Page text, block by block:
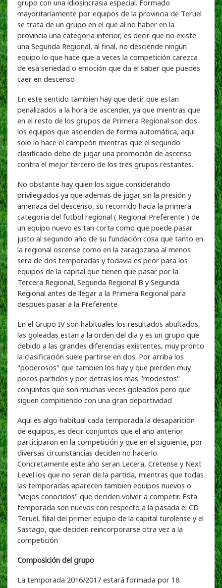
grupo con una idiosincrasia especial. Formado
mayoritariamente por equipos de la provincia de Teruel
se trata de un grupo en el que al no haber en la
provincia una categoria inferior, es decir que no existe
una Segunda Regional, al final, no desciende ningún
equipo lo que hace que a veces la competición carezca
de esa seriedad o emoción que da el saber que puedes
caer en descenso
En este sentido tambien hay que decir que estan
penalizados a la hora de ascender, ya que mientras que
en el resto de los grupos de Primera Regional son dos
los equipos que ascienden de forma automática, aqui
solo lo hace el campeón mientras que el segundo
clasificado debe de jugar una promoción de ascenso
contra el mejor tercero de los tres grupos restantes.
No obstante hay quien los sigue considerando
privilegiados ya que ademas de jugar sin la presión y
amenaza del descenso, su recorrido hacia la primera
categoria del futbol regional ( Regional Preferente ) de
un equipo nuevo es tan corta como que puede pasar
justo al segundo año de su fundación cosa que tanto en
la regional oscense como en la zaragozana al menos
sera de dos temporadas y todavia es peor para los
equipos de la capital que tienen que pasar por la
Tercera Regional, Segunda Regional B y Segunda
Regional antes de llegar a la Primera Regional para
despues pasar a la Preferente
En el Grupo IV son habituales los resultados abultados,
las goleadas estan a la orden del dia y es un grupo que
debido a las grandes diferencias existentes, muy pronto
la clasificación suele partirse en dos. Por arriba los
"poderosos" que tambien los hay y que pierden muy
pocos partidos y por detras los mas "modestos"
conjuntos que son muchas veces goleados pero que
siguen compitiendo con una gran deportividad
Aqui es algo habitual cada temporada la desaparición
de equipos, es decir conjuntos que el año anterior
participaron en la competición y que en el siguiente, por
diversas circunstancias deciden no hacerlo.
Concretamente este año seran Lecera, Cretense y Next
Level los que no seran de la partida, mientras que todas
las temporadas aparecen tambien equipos nuevos o
"viejos conocidos" que deciden volver a competir. Esta
temporada son nuevos con respecto a la pasada el CD
Teruel, filial del primer equipo de la capital turolense y el
Sastago, que deciden reincorporarse otra vez a la
competición
Composición del grupo
La temporada 2016/2017 estará formada por 18